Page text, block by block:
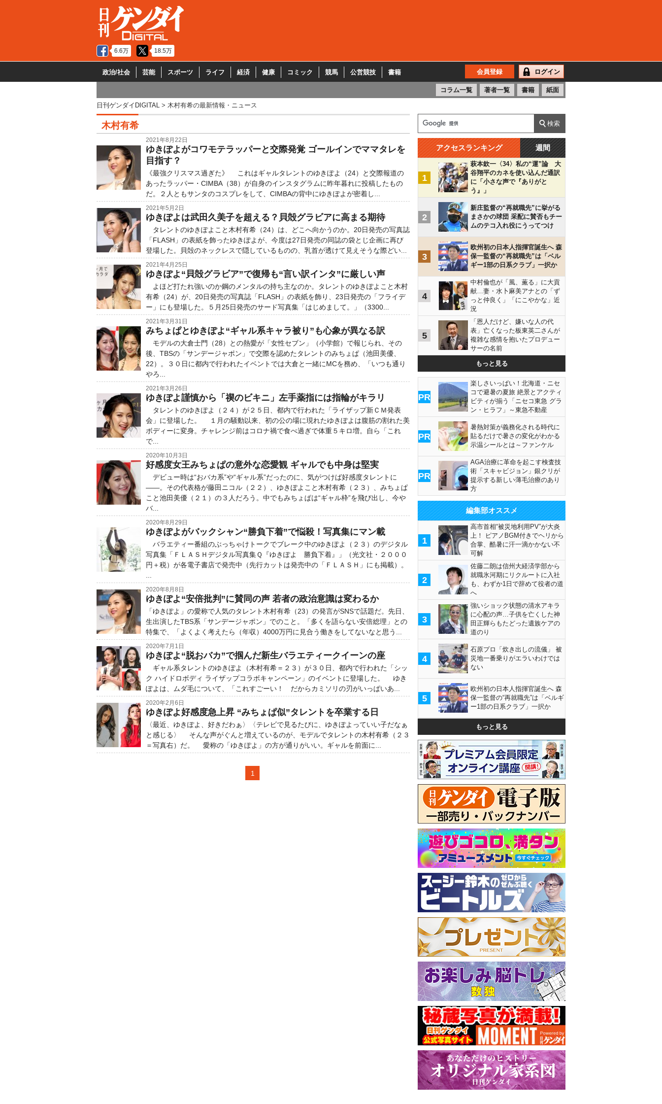
6.6万 18.5万
政治/社会 芸能 スポーツ ライフ 経済 健康 コミック 競馬 公営競技 書籍 会員登録 ログイン
コラム一覧 著者一覧 書籍 紙面
日刊ゲンダイDIGITAL 木村有希の最新情報・ニュース
木村有希
2021年8月22日
ゆきぽよがコワモテラッパーと交際発覚 ゴールインでママタレを
目指す？
《最強クリスマス過ぎた》 これはギャルタレントのゆきぽよ（24）と交際報道の
あったラッパー・CIMBA（38）が自身のインスタグラムに昨年暮れに投稿したもの
だ。２人ともサンタのコスプレをして、CIMBAの背中にゆきぽよが密着し...
2021年5月2日
ゆきぽよは武田久美子を超える？貝殻グラビアに高まる期待
タレントのゆきぽよこと木村有希（24）は、どこへ向かうのか。20日発売の写真誌
「FLASH」の表紙を飾ったゆきぽよが、今度は27日発売の同誌の袋とじ企画に再び
登場した。貝殻のネックレスで隠しているものの、乳首が透けて見えそうな際どい...
2021年4月25日
ゆきぽよ“貝殻グラビア”で復帰も“言い訳インタ”に厳しい声
よほど打たれ強いのか鋼のメンタルの持ち主なのか。タレントのゆきぽよこと木村
有希（24）が、20日発売の写真誌「FLASH」の表紙を飾り、23日発売の「フライデ
ー」にも登場した。５月25日発売のサード写真集「はじめまして。」（3300...
2021年3月31日
みちょぱとゆきぽよ“ギャル系キャラ被り”も心象が異なる訳
モデルの大倉士門（28）との熱愛が「女性セブン」（小学館）で報じられ、その
後、TBSの「サンデージャポン」で交際を認めたタレントのみちょぱ（池田美優、
22）。３０日に都内で行われたイベントでは大倉と一緒にMCを務め、「いつも通り
やろ...
2021年3月26日
ゆきぽよ謹慎から「禊のビキニ」左手薬指には指輪がキラリ
タレントのゆきぽよ（２４）が２５日、都内で行われた「ライザップ新ＣＭ発表
会」に登場した。 １月の騒動以来、初の公の場に現れたゆきぽよは腹筋の割れた美
ボディーに変身。チャレンジ前はコロナ禍で食べ過ぎで体重５キロ増。自ら「これ
で...
2020年10月3日
好感度女王みちょぱの意外な恋愛観 ギャルでも中身は堅実
デビュー時は“おバカ系”や“ギャル系”だったのに、気がつけば好感度タレントに
――。その代表格が藤田ニコル（２２）、ゆきぽよこと木村有希（２３）、みちょぱ
こと池田美優（２１）の３人だろう。中でもみちょぱは“ギャル枠”を飛び出し、今や
バ...
2020年8月29日
ゆきぽよがバックシャン“勝負下着”で悩殺！写真集にマン載
バラエティー番組のぶっちゃけトークでブレーク中のゆきぽよ（２３）のデジタル
写真集「ＦＬＡＳＨデジタル写真集Ｑ『ゆきぽよ 勝負下着』」（光文社・２０００
円＋税）が各電子書店で発売中（先行カットは発売中の「ＦＬＡＳＨ」にも掲載）。
2020年8月8日
ゆきぽよ“安倍批判”に賛同の声 若者の政治意識は変わるか
「ゆきぽよ」の愛称で人気のタレント木村有希（23）の発言がSNSで話題だ。先日、
生出演したTBS系「サンデージャポン」でのこと。「多くを語らない安倍総理」との
特集で、「よくよく考えたら（年収）4000万円に見合う働きをしてないなと思う...
2020年7月1日
ゆきぽよ“脱おバカ”で掴んだ新生バラエティークイーンの座
ギャル系タレントのゆきぽよ（木村有希＝２３）が３０日、都内で行われた「シッ
ク ハイドロボディ ライザップコラボキャンペーン」のイベントに登場した。 ゆき
ぽよは、ムダ毛について、「これすごーい！ だからカミソリの刃がいっぱいあ...
2020年2月6日
ゆきぽよ好感度急上昇 “みちょぱ似”タレントを卒業する日
〈最近、ゆきぽよ、好きだわぁ〉〈テレビで見るたびに、ゆきぽよっていい子だなぁ
と感じる〉 そんな声がぐんと増えているのが、モデルでタレントの木村有希（２３
＝写真右）だ。 愛称の「ゆきぽよ」の方が通りがいい。ギャルを前面に...
1
アクセスランキング 週間
1
萩本欽一〈34〉私の“運”論 大
谷翔平のカネを使い込んだ通訳
に「小さな声で『ありがと
う』」
2
新庄監督の“再就職先”に挙がる
まさかの球団 采配に賛否もチー
ムのテコ入れ役にうってつけ
3
欧州初の日本人指揮官誕生へ 森
保一監督の“再就職先”は「ベル
ギー1部の日系クラブ」一択か
4
中村倫也が「風、薫る」に大貢
献…妻・水卜麻美アナとの「ず
っと仲良く」「にこやかな」近
況
5
「恩人だけど、嫌いな人の代
表」亡くなった板東英二さんが
複雑な感情を抱いたプロデュー
サーの名前
もっと見る
PR
楽しさいっぱい！北海道・ニセ
コで避暑の夏旅 絶景とアクティ
ビティが揃う「ニセコ東急 グラ
ン・ヒラフ」～東急不動産
PR
暑熱対策が義務化される時代に
貼るだけで暑さの変化がわかる
示温シールとは～ファンケル
PR
AGA治療に革命を起こす検査技
術「スキャビジョン」銀クリが
提示する新しい薄毛治療のあり
方
編集部オススメ
1
高市首相“被災地利用PV”が大炎
上！ ピアノBGM付きでヘリから
合掌、酷暑に汗一滴かかない不
可解
2
佐藤二朗は信州大経済学部から
就職氷河期にリクルートに入社
も、わずか1日で辞めて役者の道
へ
3
強いショック状態の清水アキラ
に心配の声…子供を亡くした神
田正輝らもたどった遺族ケアの
道のり
4
石原プロ「炊き出しの流儀」 被
災地一番乗りがエラいわけでは
ない
5
欧州初の日本人指揮官誕生へ 森
保一監督の“再就職先”は「ベルギ
ー1部の日系クラブ」一択か
もっと見る